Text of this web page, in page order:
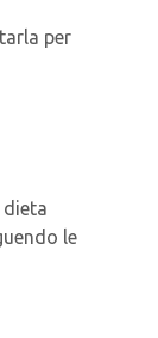
per
dieta
le